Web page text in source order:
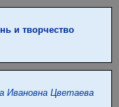
и творчество
Ивановна Цветаева